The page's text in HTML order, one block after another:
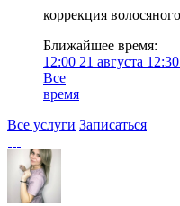
коррекция
Ближайшее время:
12:00 21 августа 12:30
Все
время
Все услуги Записаться